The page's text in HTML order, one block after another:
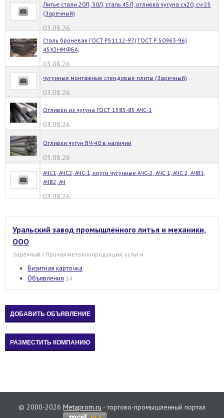
Литье стали 20Л, 30Л, сталь 45Л, отливка чугуна сч20, сч-25
(Заречный)
03.08.26
Сталь броневая ГОСТ Р51112-97( ГОСТ Р 50963-96)
45Х2НМФБА,
03.08.26
чугунные монтажные стендовые плиты (Заречный)
03.08.26
Отливки из чугуна ГОСТ 1585-85 АЧС-1
03.08.26
Отливки чугун ВЧ-40 в наличии
03.08.26
АЧС1, АЧС2, АЧС-1, круги чугунные АЧС-2, АЧС 1, АЧС 2, АЧВ1,
АЧВ2, АЧ
03.08.26
Уральский завод промышленного литья и механики,
ООО
Заречный / Прочая металлопродукция, услуги
Визитная карточка
Объявления 14
© 2000-2026 Metaprom.ru - торгово-промышленный портал